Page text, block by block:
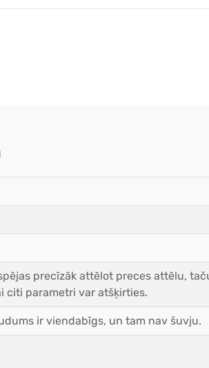
precīzāk attēlot preces attēlu,
citi parametri var atšķirties.
ir viendabīgs, un tam nav šuvju.